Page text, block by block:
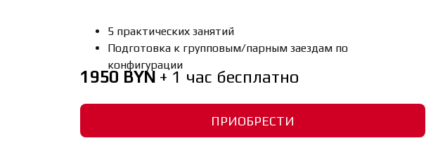
ПРИОБРЕСТИ
5 практических занятий
Подготовка к групповым/парным заездам по
конфигурации
1950 BYN + 1 час бесплатно